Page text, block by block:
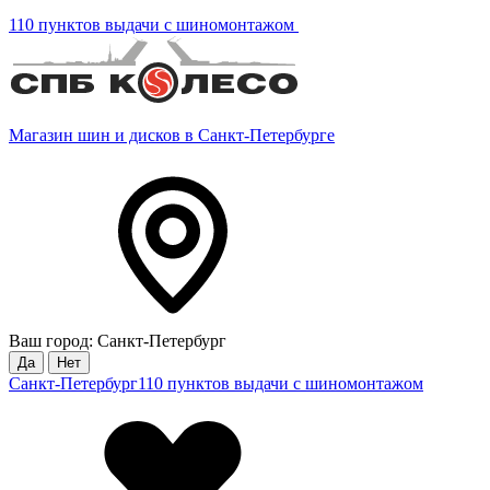
110 пунктов выдачи с шиномонтажом
Магазин шин и дисков в Санкт-Петербурге
Ваш город: Санкт-Петербург
Да Нет
Санкт-Петербург110 пунктов выдачи с шиномонтажом